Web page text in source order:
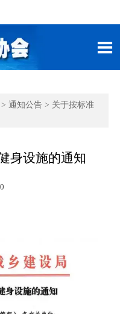

通知公告> 关于按标准
身设施的通知